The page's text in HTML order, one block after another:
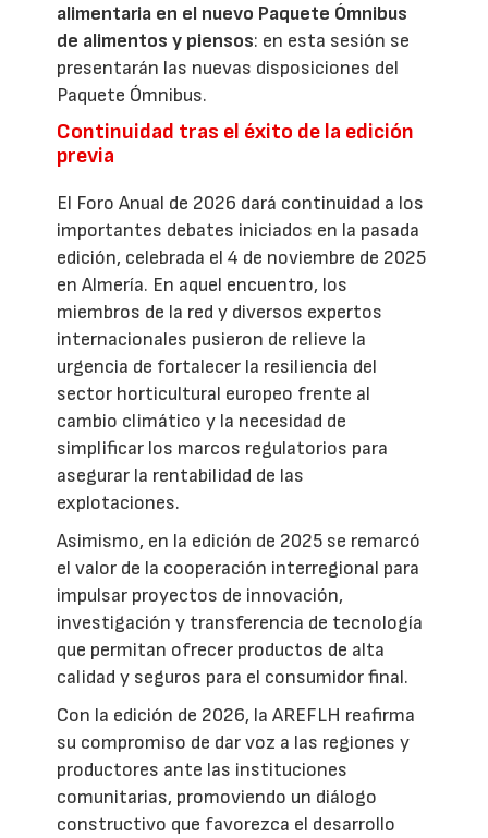
alimentaria en el nuevo Paquete Ómnibus
de alimentos y piensos: en esta sesión se
presentarán las nuevas disposiciones del
Paquete Ómnibus.
Continuidad tras el éxito de la edición
previa
El Foro Anual de 2026 dará continuidad a los
importantes debates iniciados en la pasada
edición, celebrada el 4 de noviembre de 2025
en Almería. En aquel encuentro, los
miembros de la red y diversos expertos
internacionales pusieron de relieve la
urgencia de fortalecer la resiliencia del
sector horticultural europeo frente al
cambio climático y la necesidad de
simplificar los marcos regulatorios para
asegurar la rentabilidad de las
explotaciones.
Asimismo, en la edición de 2025 se remarcó
el valor de la cooperación interregional para
impulsar proyectos de innovación,
investigación y transferencia de tecnología
que permitan ofrecer productos de alta
calidad y seguros para el consumidor final.
Con la edición de 2026, la AREFLH reafirma
su compromiso de dar voz a las regiones y
productores ante las instituciones
comunitarias, promoviendo un diálogo
constructivo que favorezca el desarrollo